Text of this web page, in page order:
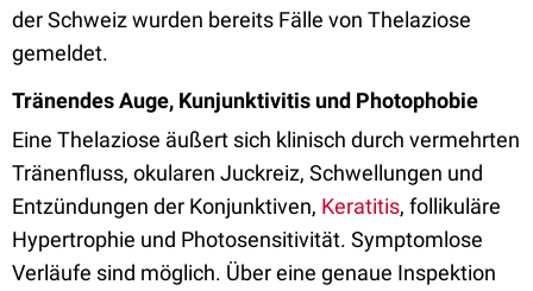
der Schweiz wurden bereits Fälle von Thelaziose
gemeldet.
Tränendes Auge, Kunjunktivitis und Photophobie
Eine Thelaziose äußert sich klinisch durch vermehrten
Tränenfluss, okularen Juckreiz, Schwellungen und
Entzündungen der Konjunktiven, Keratitis, follikuläre
Hypertrophie und Photosensitivität. Symptomlose
Verläufe sind möglich. Über eine genaue Inspektion